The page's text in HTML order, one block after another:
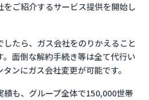
ご紹介するサービス提供を開始し
たら、ガス会社をのりかえること
面倒な解約手続き等は全て代行い
ンにガス会社変更が可能です。
績も、グループ全体で150,000世帯